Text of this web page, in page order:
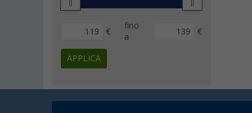
€
fino
a
€
APPLICA